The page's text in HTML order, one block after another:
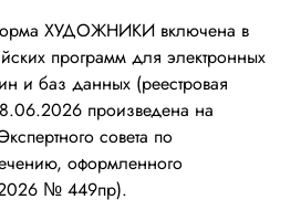
ХУДОЖНИКИ включена в
программ для электронных
и баз данных (реестровая
произведена на
совета по
оформленного
№ 449пр).